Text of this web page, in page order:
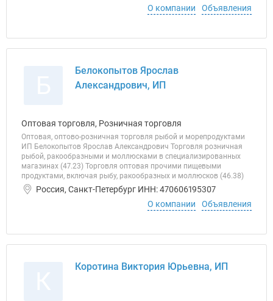
О компании Объявления
Белокопытов Ярослав
Александрович, ИП
Оптовая торговля, Розничная торговля
Оптовая, оптово-розничная торговля рыбой и морепродуктами
ИП Белокопытов Ярослав Александрович Торговля розничная
рыбой, ракообразными и моллюсками в специализированных
магазинах (47.23) Торговля оптовая прочими пищевыми
продуктами, включая рыбу, ракообразных и моллюсков (46.38)
Россия, Санкт-Петербург ИНН: 470606195307
О компании
Объявления
Коротина Виктория Юрьевна, ИП